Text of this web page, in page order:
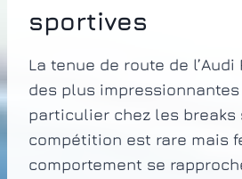
sportives
La tenue de route de
des plus impressionnantes
particulier chez les breaks
compétition est rare mais
comportement se